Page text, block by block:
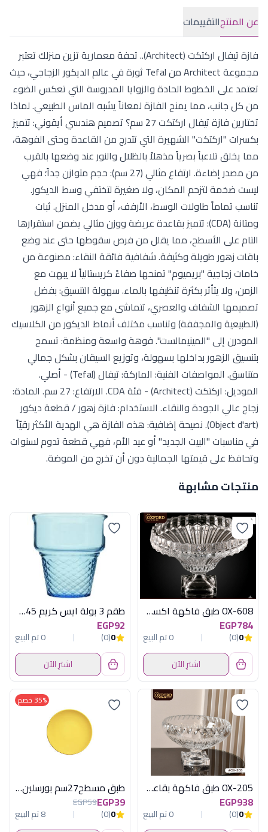
عن المنتجالتقييمات
فازة تيفال اركتكت (Architect).. تحفة معمارية تزين منزلك تعتبر
مجموعة Architect من Tefal ثورة في عالم الديكور الزجاجي، حيث
تعتمد على الخطوط الحادة والزوايا المدروسة التي تعكس الضوء
من كل جانب، مما يمنح الفازة لمعاناً يشبه الماس الطبيعي. لماذا
تختارين فازة تيفال اركتكت 27 سم؟ تصميم هندسي أيقوني: تتميز
بكسرات "اركتكت" الشهيرة التي تتدرج من القاعدة وحتى الفوهة،
مما يخلق تلاعباً بصرياً مذهلاً بالظلال والنور عند وضعها بالقرب
من مصدر إضاءة. ارتفاع مثالي (27 سم): حجم متوازن جداً؛ فهي
ليست ضخمة لتزحم المكان، ولا صغيرة لتختفي وسط الديكور.
تناسب تماماً طاولات الوسط، الأرفف، أو مدخل المنزل. ثبات
ومتانة (CDA): تتميز بقاعدة عريضة ووزن مثالي يضمن استقرارها
التام على الأسطح، مما يقلل من فرص سقوطها حتى عند وضع
باقات زهور طويلة وكثيفة. شفافية فائقة النقاء: مصنوعة من
خامات زجاجية "بريميوم" تمنحها صفاءً كريستالياً لا يبهت مع
الزمن، ولا يتأثر بكثرة تنظيفها بالماء. سهولة التنسيق: بفضل
تصميمها الشفاف والعصري، تتماشى مع جميع أنواع الزهور
(الطبيعية والمجففة) وتناسب مختلف أنماط الديكور من الكلاسيك
المودرن إلى "المينيمالست". فوهة واسعة ومنظمة: تسمح
بتنسيق الزهور بداخلها بسهولة، وتوزيع السيقان بشكل جمالي
متناسق. المواصفات الفنية: الماركة: تيفال (Tefal) - أصلي.
الموديل: اركتكت (Architect) - فئة CDA. الارتفاع: 27 سم. المادة:
زجاج عالي الجودة والنقاء. الاستخدام: فازة زهور / قطعة ديكور
(Object d'art). نصيحة إضافية: هذه الفازة هي الهدية الأكثر رقيّاً
في مناسبات "البيت الجديد" أو عيد الأم، فهي قطعة تدوم لسنوات
وتحافظ على قيمتها الجمالية دون أن تخرج من الموضة.
منتجات مشابهة
OX-608 طبق فاكهة اكسفورد
EGP784
0
(0)
0 تم البيع
اشترِ الآن
طقم 3 بولة ايس كريم 245 س ل ازرق
EGP92
0
(0)
0 تم البيع
اشترِ الآن
OX-205 طبق فاكهة بقاعدة اكسفورد
EGP938
0
(0)
0 تم البيع
35% خصم
طبق مسطح27سم بورسلين هارليك اصفر كوتاهيا
EGP39
EGP59
0
(0)
8 تم البيع